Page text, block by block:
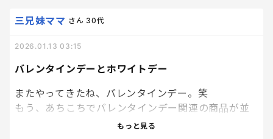
昔は100円以下で板チョコ買えてたのになぁ
バレンタインデーとホワイトデー
三兄妹ママ さん 30代
2026.01.13 03:15
またやってきたね、バレンタインデー。笑
もう、あちこちでバレンタインデー関連の商品が並
もっと見る